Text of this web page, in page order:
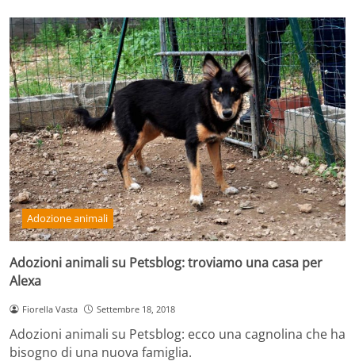
Adozione animali
Adozioni animali su Petsblog: troviamo una casa per
Alexa
Fiorella Vasta Settembre 18, 2018
Adozioni animali su Petsblog: ecco una cagnolina che ha
bisogno di una nuova famiglia.